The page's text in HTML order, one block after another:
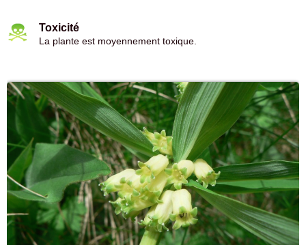
Toxicité
La plante est moyennement toxique.